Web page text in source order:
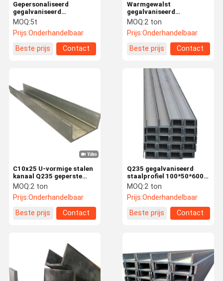
Warmgewalst
gegalvaniseerd
staalprofiel 50 mm * 150
mm Staal C-kanaalbalk
Q235
MOQ:2 ton
Prijs:Onderhandelbaar
Beste prijs
Contact
Gepersonaliseerd
gegalvaniseerd
staalprofiel 1m - 20m
warmgewalst U-kanaal
MOQ:5t
Prijs:Onderhandelbaar
Beste prijs
Contact
Q235 gegalvaniseerd
staalprofiel 100*50*6000
U-vorm staalbalk
lichtmeter
MOQ:2 ton
Prijs:Onderhandelbaar
Beste prijs
Contact
C10x25 U-vormige stalen
kanaal Q235 geperste
stalen kanaal secties op
maat
MOQ:2 ton
Prijs:Onderhandelbaar
Beste prijs
Contact